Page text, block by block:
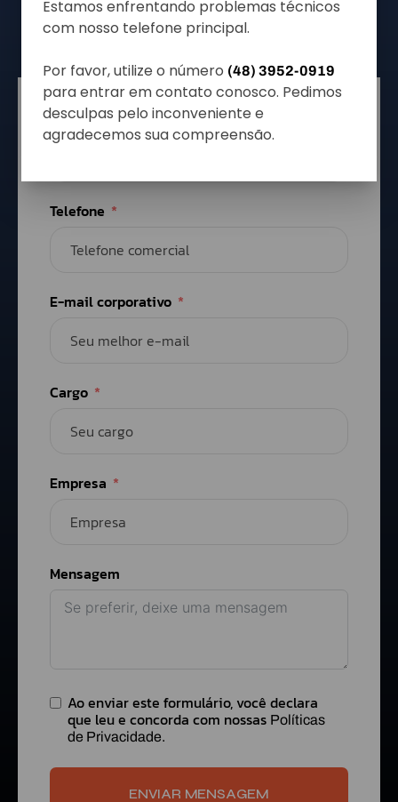
(48) 3952-0919
Nome
Telefone
E-mail corporativo
Cargo
Empresa
Mensagem
Ao enviar este formulário, você declara
que leu e concorda com nossas Políticas
de Privacidade.
ENVIAR MENSAGEM
Estamos enfrentando problemas técnicos
com nosso telefone principal.
Por favor, utilize o número (48) 3952-0919
para entrar em contato conosco. Pedimos
desculpas pelo inconveniente e
agradecemos sua compreensão.